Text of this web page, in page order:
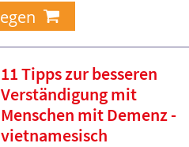
11 Tipps zur besseren
Verständigung mit
Menschen mit Demenz -
vietnamesisch